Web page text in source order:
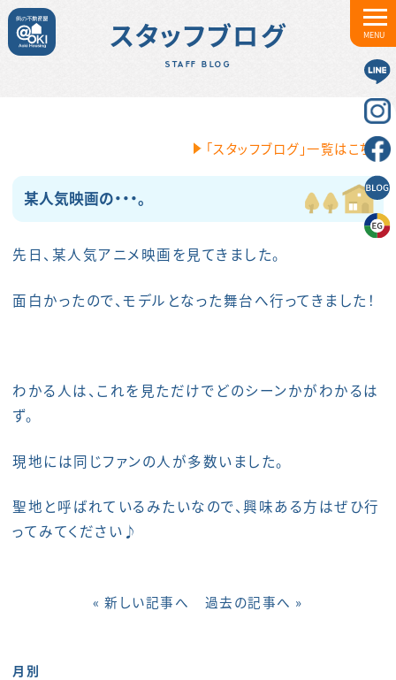
MENU
スタッフブログ
STAFF BLOG
「スタッフブログ」一覧はこちら
某人気映画の・・・。
先日、某人気アニメ映画を見てきました。
面白かったので、モデルとなった舞台へ行ってきました！
わかる人は、これを見ただけでどのシーンかがわかるは
ず。
現地には同じファンの人が多数いました。
聖地と呼ばれているみたいなので、興味ある方はぜひ行
ってみてください♪
« 新しい記事へ 過去の記事へ »
月別